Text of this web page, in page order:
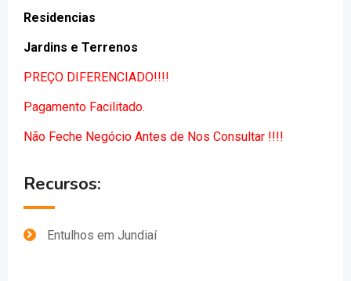
Residencias
Jardins e Terrenos
PREÇO DIFERENCIADO!!!!
Pagamento Facilitado.
Não Feche Negócio Antes de Nos Consultar !!!!
Recursos:
Entulhos em Jundiaí